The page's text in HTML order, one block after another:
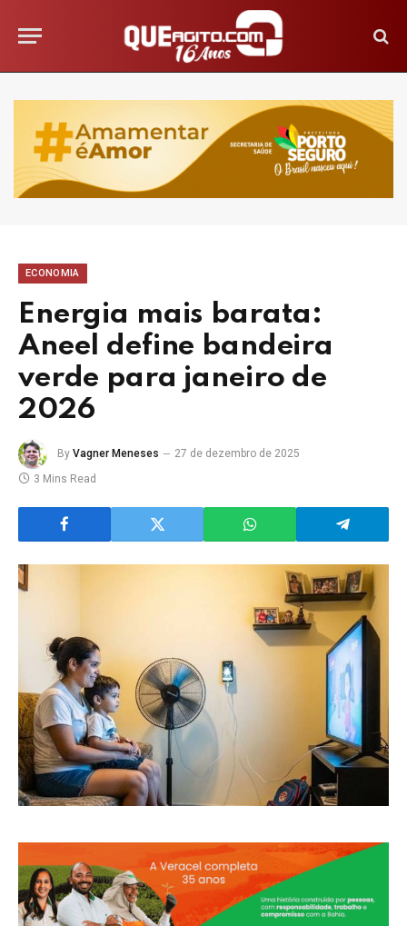
ECONOMIA
Energia mais barata:
Aneel define bandeira
verde para janeiro de
2026
By Vagner Meneses
27 de dezembro de 2025
3 Mins Read